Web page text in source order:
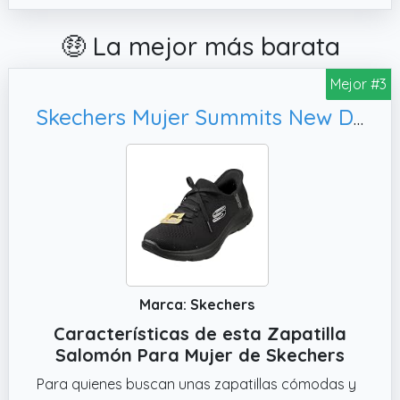
🤑 La mejor más barata
Mejor #3
Skechers Mujer Summits New Daily Slip-In ENTRENADOR, 38.5 EU
Marca: Skechers
Características de esta Zapatilla
Salomón Para Mujer de Skechers
Para quienes buscan unas zapatillas cómodas y